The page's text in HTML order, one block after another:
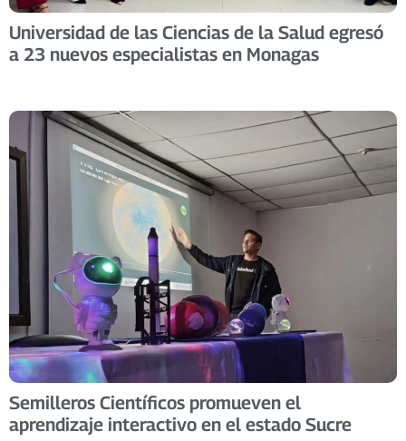
Universidad de las Ciencias de la Salud egresó
a 23 nuevos especialistas en Monagas ​
Semilleros Científicos promueven el
aprendizaje interactivo en el estado Sucre